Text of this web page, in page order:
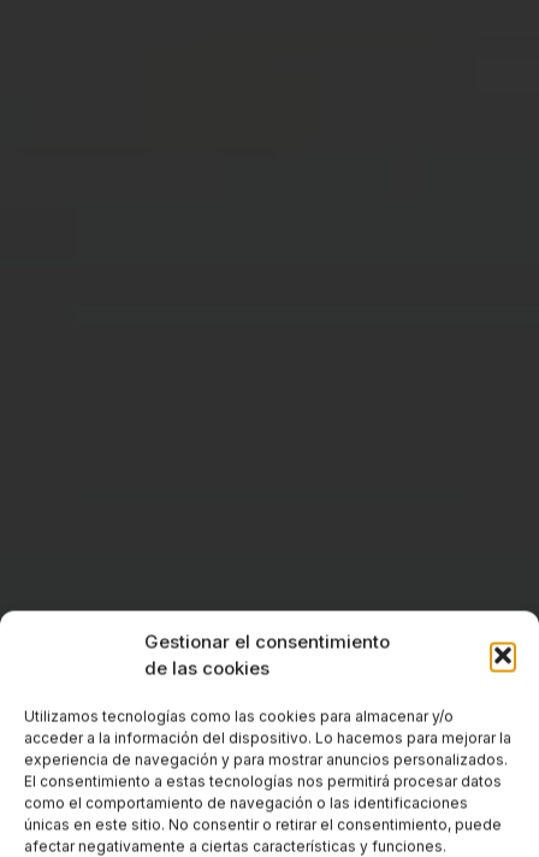
Gestionar el consentimiento
de las cookies
Utilizamos tecnologías como las cookies para almacenar y/o
acceder a la información del dispositivo. Lo hacemos para mejorar la
experiencia de navegación y para mostrar anuncios personalizados.
El consentimiento a estas tecnologías nos permitirá procesar datos
como el comportamiento de navegación o las identificaciones
únicas en este sitio. No consentir o retirar el consentimiento, puede
afectar negativamente a ciertas características y funciones.